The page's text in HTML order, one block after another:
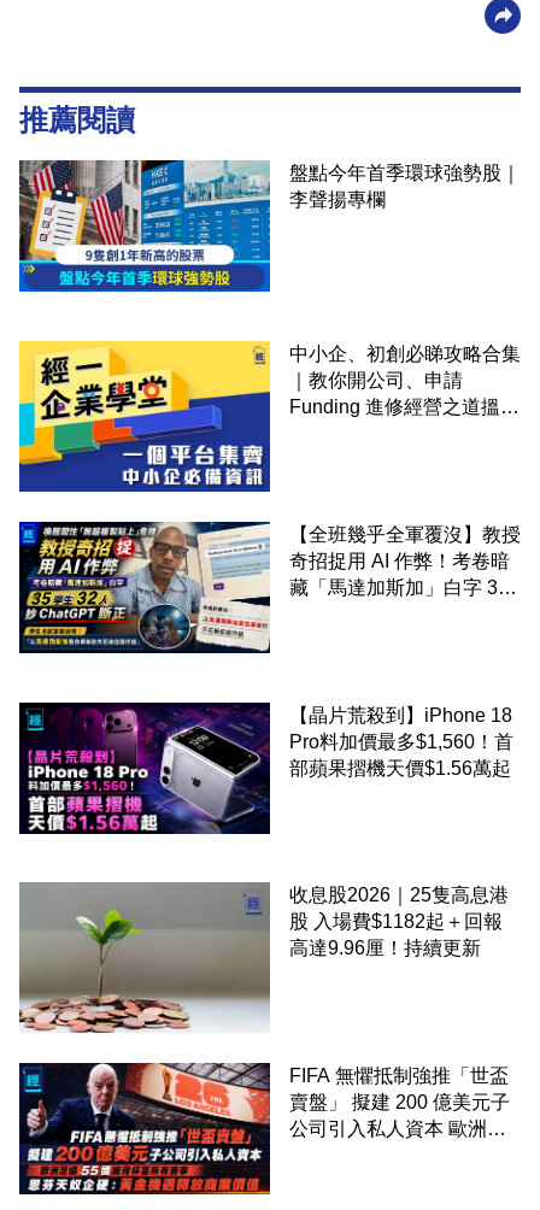
推薦閱讀
盤點今年首季環球強勢股｜
李聲揚專欄
中小企、初創必睇攻略合集
｜教你開公司、申請
Funding 進修經營之道搵大
【全班幾乎全軍覆沒】教授
奇招捉用 AI 作弊！考卷暗
藏「馬達加斯加」白字 35
【晶片荒殺到】iPhone 18
Pro料加價最多$1,560！首
部蘋果摺機天價$1.56萬起
收息股2026｜25隻高息港
股 入場費$1182起＋回報
高達9.96厘！持續更新
FIFA 無懼抵制強推「世盃
賣盤」 擬建 200 億美元子
公司引入私人資本 歐洲足